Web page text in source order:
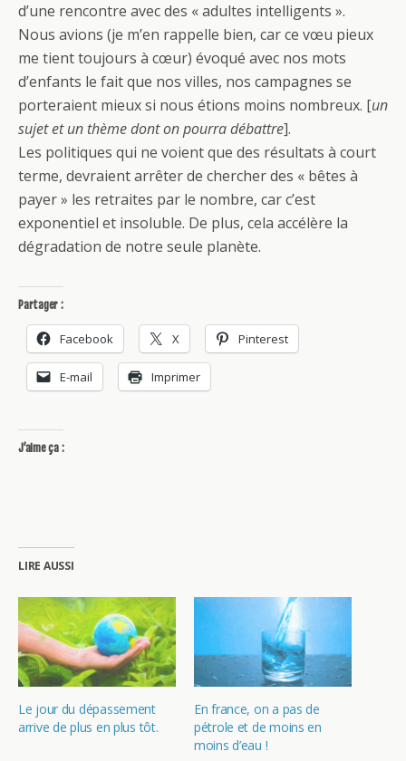
d’une rencontre avec des « adultes intelligents ».
Nous avions (je m’en rappelle bien, car ce vœu pieux
me tient toujours à cœur) évoqué avec nos mots
d’enfants le fait que nos villes, nos campagnes se
porteraient mieux si nous étions moins nombreux. [un
sujet et un thème dont on pourra débattre].
Les politiques qui ne voient que des résultats à court
terme, devraient arrêter de chercher des « bêtes à
payer » les retraites par le nombre, car c’est
exponentiel et insoluble. De plus, cela accélère la
dégradation de notre seule planète.
Partager :
Facebook X Pinterest
E-mail Imprimer
J’aime ça :
LIRE AUSSI
Le jour du dépassement
arrive de plus en plus tôt.
En france, on a pas de
pétrole et de moins en
moins d’eau !